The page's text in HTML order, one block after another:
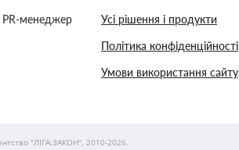
PR-менеджер
Усі рішення і продукти
Політика конфіденційності
Умови використання сайту
"ЛІГА:ЗАКОН", 2010-2026.